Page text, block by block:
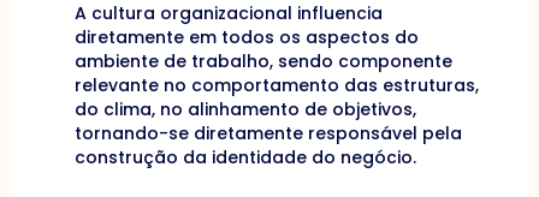
A cultura organizacional influencia
diretamente em todos os aspectos do
ambiente de trabalho, sendo componente
relevante no comportamento das estruturas,
do clima, no alinhamento de objetivos,
tornando-se diretamente responsável pela
construção da identidade do negócio.